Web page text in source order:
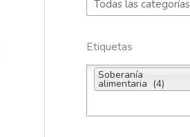
Etiquetas
Soberanía
alimentaria (4)